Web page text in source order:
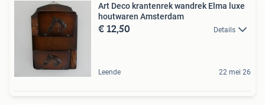
Art Deco krantenrek wandrek Elma luxe
houtwaren Amsterdam
€ 12,50 Details
Leende 22 mei 26